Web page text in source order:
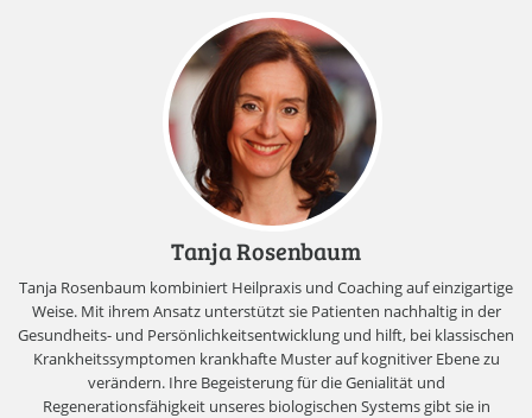
Tanja Rosenbaum
Tanja Rosenbaum kombiniert Heilpraxis und Coaching auf einzigartige
Weise. Mit ihrem Ansatz unterstützt sie Patienten nachhaltig in der
Gesundheits- und Persönlichkeitsentwicklung und hilft, bei klassischen
Krankheitssymptomen krankhafte Muster auf kognitiver Ebene zu
verändern. Ihre Begeisterung für die Genialität und
Regenerationsfähigkeit unseres biologischen Systems gibt sie in